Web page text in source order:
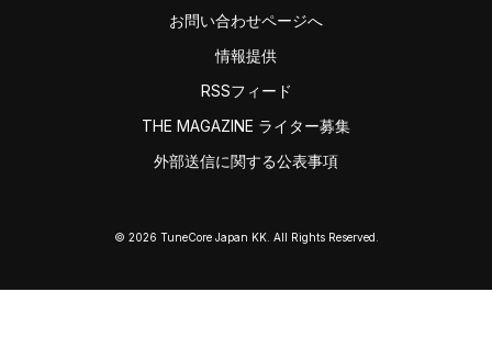
お問い合わせページへ
情報提供
RSSフィード
THE MAGAZINE ライター募集
外部送信に関する公表事項
© 2026 TuneCore Japan KK. All Rights Reserved.